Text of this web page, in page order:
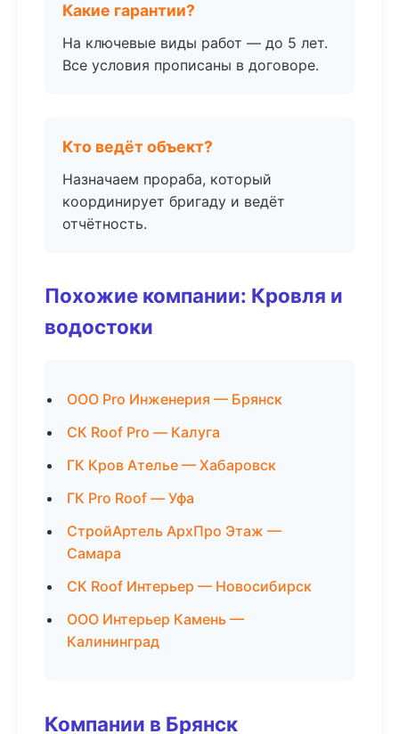
Какие гарантии?
На ключевые виды работ — до 5 лет.
Все условия прописаны в договоре.
Кто ведёт объект?
Назначаем прораба, который
координирует бригаду и ведёт
отчётность.
Похожие компании: Кровля и
водостоки
ООО Pro Инженерия — Брянск
СК Roof Pro — Калуга
ГК Кров Ателье — Хабаровск
ГК Pro Roof — Уфа
СтройАртель АрхПро Этаж —
Самара
СК Roof Интерьер — Новосибирск
ООО Интерьер Камень —
Калининград
Компании в Брянск